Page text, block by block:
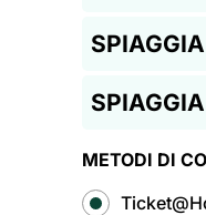
METODI DI